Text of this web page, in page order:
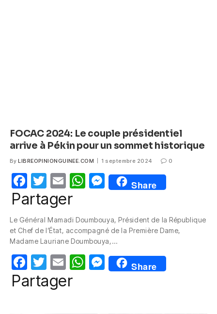
FOCAC 2024: Le couple présidentiel
arrive à Pékin pour un sommet historique
By LIBREOPINIONGUINEE.COM 1 septembre 2024 0
F
a
e
b
o
o
k
T
w
itt
er
E
m
W
s
A
p
p
M
e
e
n
g
er
Share
Partager
Le Général Mamadi Doumbouya, Président de la République
et Chef de l’État, accompagné de la Première Dame,
Madame Lauriane Doumbouya,…
F
a
T
w
itt
E
m
W M
e
Share
Partager